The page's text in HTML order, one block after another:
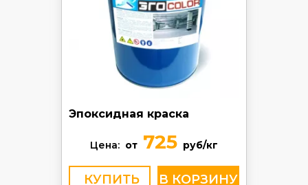
Эпоксидная краска
Цена: от 725 руб/кг
КУПИТЬ